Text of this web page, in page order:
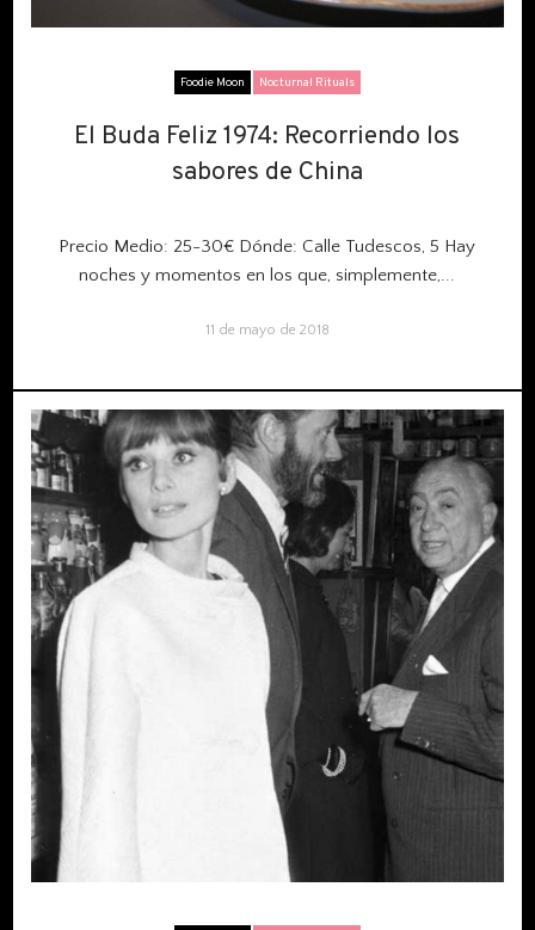
Foodie Moon Nocturnal Rituals
El Buda Feliz 1974: Recorriendo los
sabores de China
El Buda Feliz 1974: Recorriendo los
sabores de China
Precio Medio: 25-30€ Dónde: Calle Tudescos, 5 Hay
noches y momentos en los que, simplemente,...
11 de mayo de 2018